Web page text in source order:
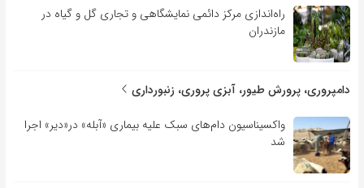
راه‌اندازی مرکز دائمی نمایشگاهی و تجاری گل و گیاه در
مازندران
دامپروری، پرورش طیور، آبزی پروری، زنبورداری
واکسیناسیون دام‌های سبک علیه بیماری «آبله» در«دیر» اجرا
شد